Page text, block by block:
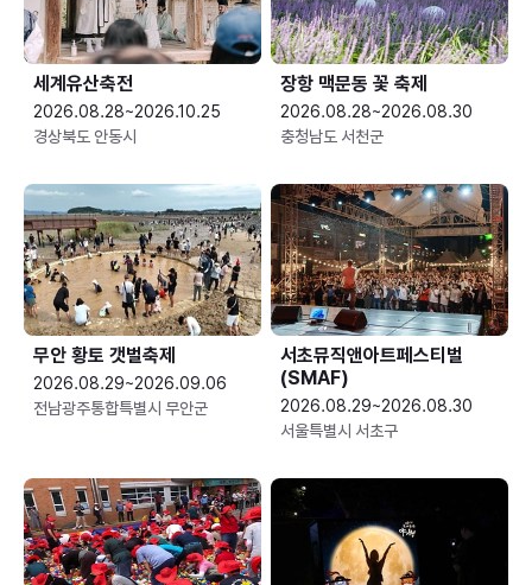
세계유산축전
2026.08.28~2026.10.25
경상북도 안동시
장항 맥문동 꽃 축제
2026.08.28~2026.08.30
충청남도 서천군
무안 황토 갯벌축제
2026.08.29~2026.09.06
전남광주통합특별시 무안군
서초뮤직앤아트페스티벌
(SMAF)
2026.08.29~2026.08.30
서울특별시 서초구